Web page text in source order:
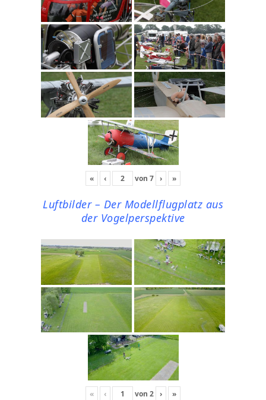
« ‹ von 7 › »
Luftbilder – Der Modellflugplatz aus
der Vogelperspektive
« ‹ von 2 › »